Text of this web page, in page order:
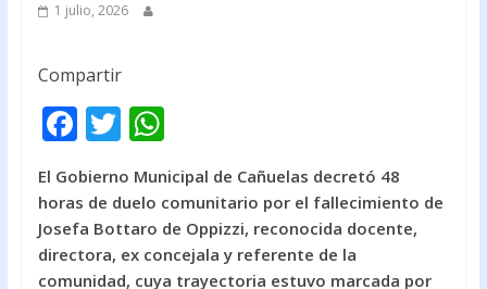
1 julio, 2026
Compartir
F
ac
e
b
o
T
itt
er
W
h
at
s
A
El Gobierno Municipal de Cañuelas decretó 48
horas de duelo comunitario por el fallecimiento de
Josefa Bottaro de Oppizzi, reconocida docente,
directora, ex concejala y referente de la
comunidad, cuya trayectoria estuvo marcada por